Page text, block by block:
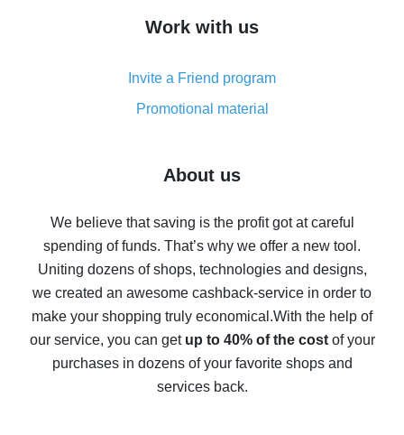
simple methods
8% cash back on AliExpress - saving real money is a
real thing
Five ways to get the most cash back on AliExpress
back
10% cash back on AliExpress - the impossible is
possible
The best cash back on AliExpress - how to find it
The best cash back service for AliExpress - let's
compare offers
Work with us
Invite a Friend program
Promotional material
About us
We believe that saving is the profit got at careful
spending of funds. That’s why we offer a new tool.
Uniting dozens of shops, technologies and designs,
we created an awesome cashback-service in order to
make your shopping truly economical.With the help of
our service, you can get up to 40% of the costof your
purchases in dozens of your favorite shops and
services back.